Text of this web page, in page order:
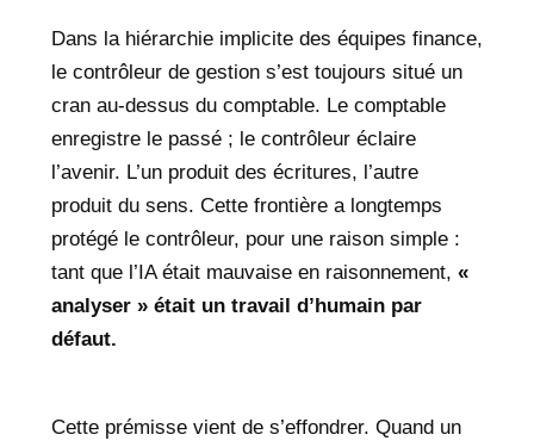
Dans la hiérarchie implicite des équipes finance,
le contrôleur de gestion s’est toujours situé un
cran au-dessus du comptable. Le comptable
enregistre le passé ; le contrôleur éclaire
l’avenir. L’un produit des écritures, l’autre
produit du sens. Cette frontière a longtemps
protégé le contrôleur, pour une raison simple :
tant que l’IA était mauvaise en raisonnement, «
analyser » était un travail d’humain par
défaut.
Cette prémisse vient de s’effondrer. Quand un